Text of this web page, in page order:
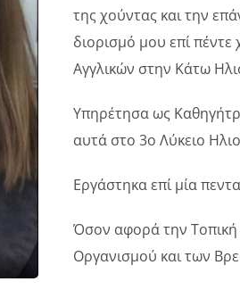
της χούντας και την
διορισμό μου επί
Αγγλικών στην Κάτω
Υπηρέτησα ως
αυτά στο 3ο Λύκειο
Εργάστηκα επί μία
Όσον αφορά την Τοπική
Οργανισμού και των